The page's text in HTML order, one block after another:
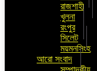
রাজশাহী
খুলনা
রংপুর
সিলেট
ময়মনসিংহ
আরো সংবাদ